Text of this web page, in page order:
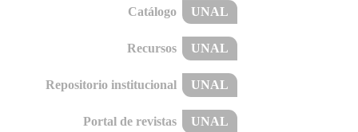
Catálogo UNAL
Recursos UNAL
Repositorio institucional UNAL
Portal de revistas UNAL